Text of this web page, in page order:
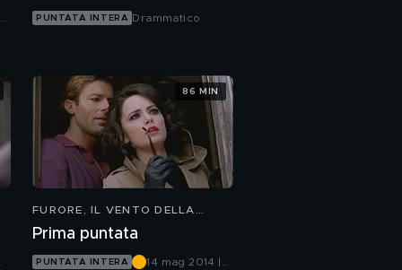
PUNTATA INTERA Drammatico
FURORE, IL VENTO DELLA
Prima puntata
PUNTATA INTERA 14 mag 2014 |
86 MIN